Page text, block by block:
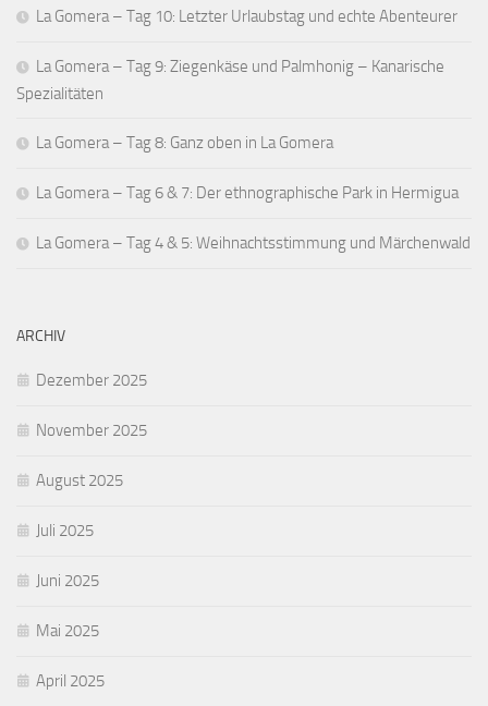
La Gomera – Tag 10: Letzter Urlaubstag und echte Abenteurer
La Gomera – Tag 9: Ziegenkäse und Palmhonig – Kanarische
Spezialitäten
La Gomera – Tag 8: Ganz oben in La Gomera
La Gomera – Tag 6 & 7: Der ethnographische Park in Hermigua
La Gomera – Tag 4 & 5: Weihnachtsstimmung und Märchenwald
ARCHIV
Dezember 2025
November 2025
August 2025
Juli 2025
Juni 2025
Mai 2025
April 2025